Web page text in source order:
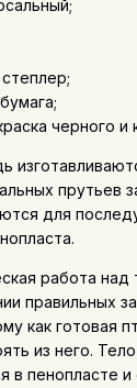
черного и
прутьев
для
работа над
правильных
как готовая
из него.
в пенопласте